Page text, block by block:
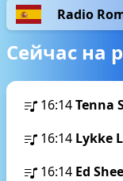
Radio
Сейчас на
16:14Tenna
16:14 Lykke
16:14 Ed